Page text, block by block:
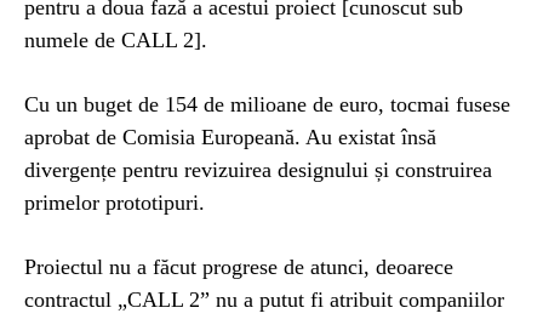
pentru a doua fază a acestui proiect [cunoscut sub
numele de CALL 2].
Cu un buget de 154 de milioane de euro, tocmai fusese
aprobat de Comisia Europeană. Au existat însă
divergențe pentru revizuirea designului și construirea
primelor prototipuri.
Proiectul nu a făcut progrese de atunci, deoarece
contractul „CALL 2” nu a putut fi atribuit companiilor